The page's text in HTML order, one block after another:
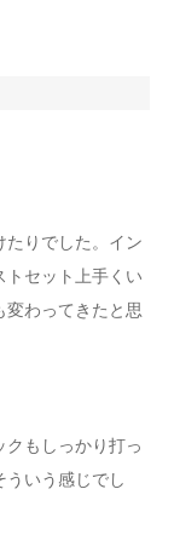
たりでした。イン
トセット上手くい
変わってきたと思
もしっかり打っ
ういう感じでし